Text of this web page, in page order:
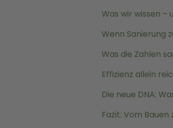
Was wir wissen –
Wenn Sanierung
Was die Zahlen
Effizienz allein
Die neue DNA:
Fazit: Vom